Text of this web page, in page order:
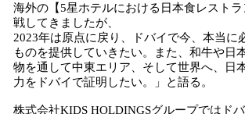
海外の【5星ホテルにおける日本食レスト
戦してきましたが、
2023年は原点に戻り、ドバイで今、本当に
ものを提供していきたい。また、和牛や日
物を通して中東エリア、そして世界へ、日
力をドバイで証明したい。」と語る。
株式会社KIDS HOLDINGSグループではド